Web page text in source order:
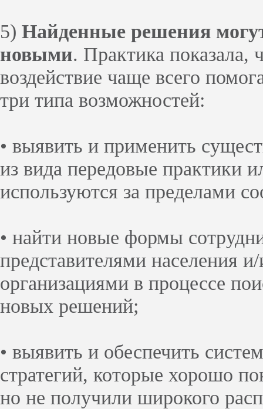
5) Найденные решения
новыми. Практика показала,
воздействие чаще всего
три типа возможностей:
• выявить и применить
из вида передовые практики
используются за пределами
• найти новые формы
представителями населения
организациями в процессе
новых решений;
• выявить и обеспечить
стратегий, которые хорошо
но не получили широкого